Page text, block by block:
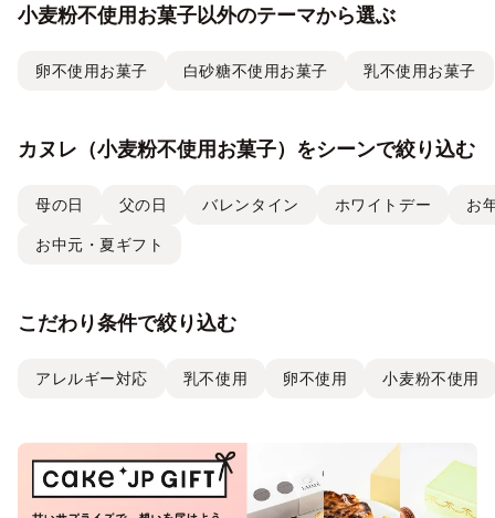
小麦粉不使用お菓子以外のテーマから選ぶ
卵不使用お菓子 白砂糖不使用お菓子 乳不使用お菓子
カヌレ（小麦粉不使用お菓子）をシーンで絞り込む
母の日 父の日 バレンタイン ホワイトデー お
お中元・夏ギフト
こだわり条件で絞り込む
アレルギー対応 乳不使用 卵不使用 小麦粉不使用